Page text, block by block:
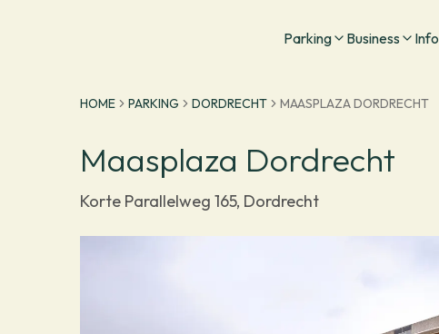
Parking Business Info
HOME PARKING DORDRECHT MAASPLAZA DORDRECHT
Maasplaza Dordrecht
Korte Parallelweg 165, Dordrecht